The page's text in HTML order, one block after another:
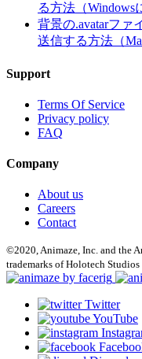
る方法（Windows
背景の.avatarファ
送信する方法（
Support
Terms Of Service
Privacy policy
FAQ
Company
About us
Careers
Contact
©2020, Animaze, Inc. and the
trademarks of Holotech Studios
Twitter
YouTube